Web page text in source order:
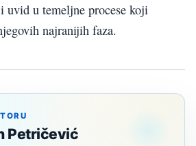
uvid u temeljne procese koji
najranijih faza.
Petričević